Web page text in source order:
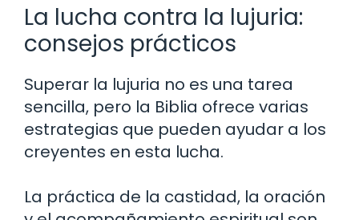
La lucha contra la lujuria:
consejos prácticos
Superar la lujuria no es una tarea
sencilla, pero la Biblia ofrece varias
estrategias que pueden ayudar a los
creyentes en esta lucha.
La práctica de la castidad, la oración